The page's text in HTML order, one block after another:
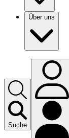
Über uns
Suche